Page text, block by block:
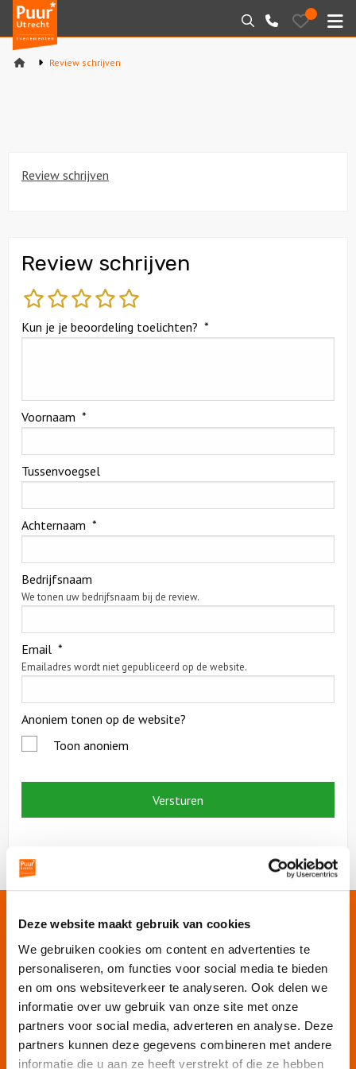
Deze website maakt gebruik van cookies
We gebruiken cookies om content en advertenties te
personaliseren, om functies voor social media te bieden
en om ons websiteverkeer te analyseren. Ook delen we
informatie over uw gebruik van onze site met onze
partners voor social media, adverteren en analyse. Deze
partners kunnen deze gegevens combineren met andere
informatie die u aan ze heeft verstrekt of die ze hebben
Puur*
Utrecht
bedrijfsuitjes
Zoeken
030-
2145099
Bewaarde
uitjes
Rondleidingen
Review schrijven
Review schrijven
Review schrijven
slechtmatiggemiddeld
goed
Kun je je beoordeling toelichten? *
Voornaam *
Tussenvoegsel
Achternaam *
Bedrijfsnaam
We tonen uw bedrijfsnaam bij de review.
Email *
Emailadres wordt niet gepubliceerd op de website.
Anoniem tonen op de website?
Toon anoniem
Onze websites
Puur Events
Puur Feesten
Puur Uitjes
Puur Amsterdam
Puur Rotterdam